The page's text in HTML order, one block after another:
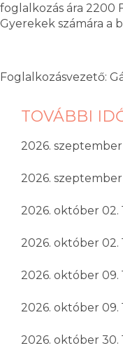
foglalkozás ára 2200
Gyerekek számára a
Foglalkozásvezető:
TOVÁBBI
2026. szeptember
2026. szeptember
2026. október 02.
2026. október 02.
2026. október 09.
2026. október 09.
2026. október 30.